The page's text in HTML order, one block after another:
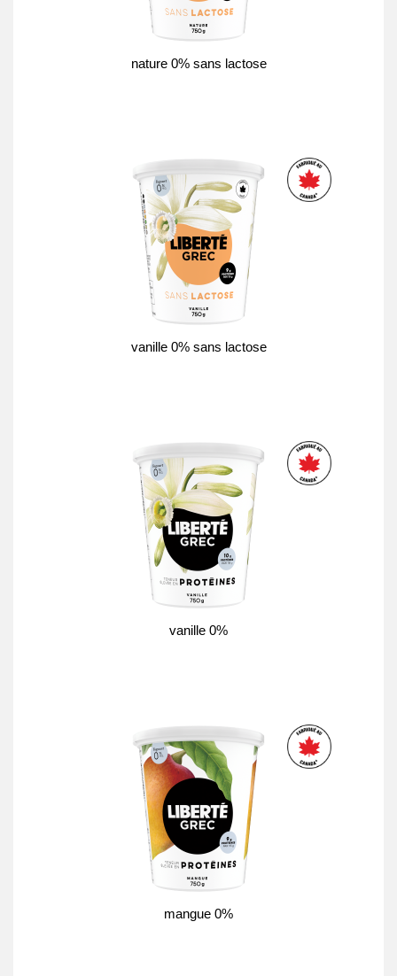
nature 0% sans lactose
vanille 0% sans lactose
vanille 0%
mangue 0%